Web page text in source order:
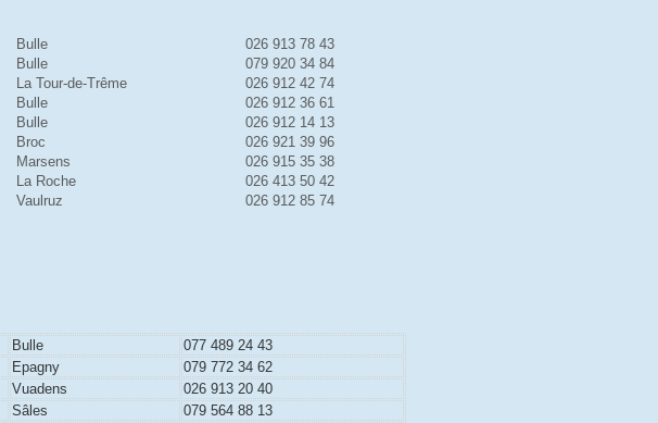
Bulle
026 913 78 43
Bulle
079 920 34 84
La Tour-de-Trême
026 912 42 74
Bulle
026 912 36 61
Bulle
026 912 14 13
Broc
026 921 39 96
Marsens
026 915 35 38
La Roche
026 413 50 42
Vaulruz 026 912 85 74
Bulle
077 489 24 43
Epagny
079 772 34 62
Vuadens
026 913 20 40
Sâles 079 564 88 13